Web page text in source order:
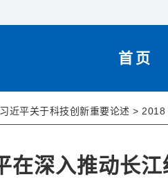
首页
习近平关于科技创新重要论述 > 2018
在深入推动长